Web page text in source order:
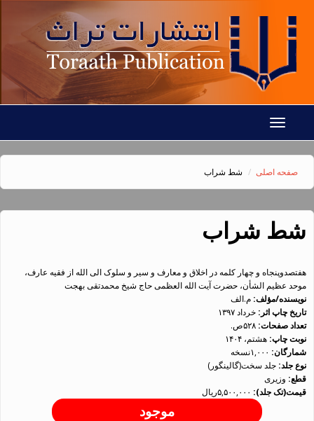
Toggle
صفحه اصلی شط شراب
شط شراب
هفتصدوپنجاه و چهار کلمه در اخلاق و معارف و سیر و سلوک الی الله از فقیه عارف،
موحد عظیم الشأن، حضرت آیت الله العظمی حاج شیخ محمدتقی بهجت
نویسنده/مؤلف: م.الف
تاریخ چاپ اثر: خرداد ۱۳۹۷
تعداد صفحات: ۵۲۸ص.
نوبت چاپ: هشتم، ۱۴۰۴
شمارگان: ۱,۰۰۰نسخه
نوع جلد: جلد سخت(گالینگور)
قطع: وزیری
قیمت(تک جلد): ۵,۵۰۰,۰۰۰ریال
موجود